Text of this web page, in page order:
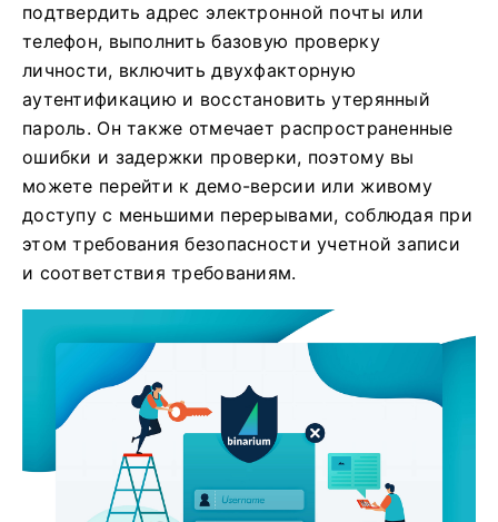
подтвердить адрес электронной почты или
телефон, выполнить базовую проверку
личности, включить двухфакторную
аутентификацию и восстановить утерянный
пароль. Он также отмечает распространенные
ошибки и задержки проверки, поэтому вы
можете перейти к демо-версии или живому
доступу с меньшими перерывами, соблюдая при
этом требования безопасности учетной записи
и соответствия требованиям.